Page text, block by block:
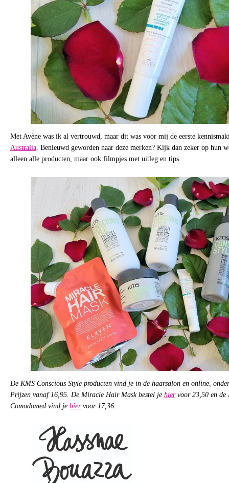
Met Avène was ik al vertrouwd, maar dit was voor mij de eerste
Australia . Benieuwd geworden naar deze merken? Kijk dan zeker op hun
alleen alle producten, maar ook filmpjes met uitleg en tips.
De KMS Conscious Style producten vind je in de haarsalon en online,
Prijzen vanaf 16,95. De Miracle Hair Mask bestel je hiervoor 23,50 en de
Comodomed vind je hiervoor 17,36.